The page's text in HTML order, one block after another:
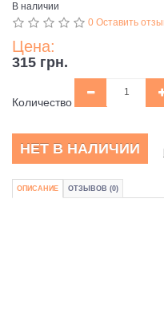
В наличии
0 Оставить
Цена:
315 грн.
Количество
НЕТ В НАЛИЧИИ
ОПИСАНИЕ ОТЗЫВОВ (0)